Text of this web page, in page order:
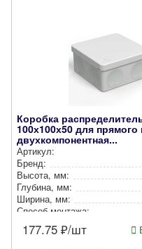
Коробка
100х100х50 для
двухкомпонентная...
Артикул:
Бренд:
Высота, мм:
Глубина, мм:
Ширина, мм:
Способ монтажа:
Степень защиты:
Цвет:
177.75 ₽/шт